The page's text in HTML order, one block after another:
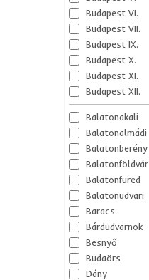
Budapest VI.
Budapest VII.
Budapest IX.
Budapest X.
Budapest XI.
Budapest XII.
Balatonakali
Balatonalmádi
Balatonberény
Balatonföldvár
Balatonfüred
Balatonudvari
Baracs
Bárdudvarnok
Besnyő
Budaörs
Dány